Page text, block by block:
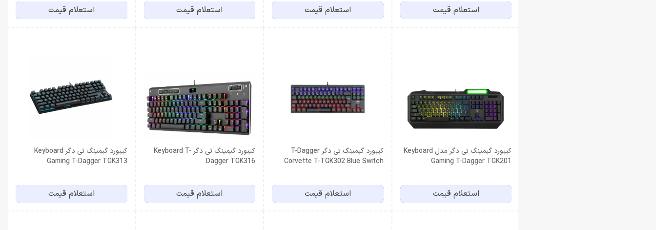
استعلام قیمت استعلام قیمت استعلام قیمت استعلام قیمت
کیبورد گیمینگ تی دگر مدل Keyboard
Gaming T-Dagger TGK201
استعلام قیمت
کیبورد گیمینگ تی دگر T-Dagger
Corvette T-TGK302 Blue Switch
استعلام قیمت
کیبورد گیمینگ تی دگر Keyboard T-
Dagger TGK316
استعلام قیمت
کیبورد گیمینگ تی دگر Keyboard
Gaming T-Dagger TGK313
استعلام قیمت